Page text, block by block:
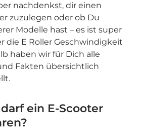
nachdenkst, dir einen
zuzulegen oder ob Du
Modelle hast – es ist super
die E Roller Geschwindigkeit
haben wir für Dich alle
Fakten übersichtlich
ein E-Scooter